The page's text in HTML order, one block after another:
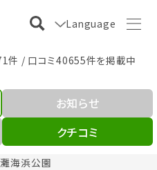
Language
件 / 口コミ40655件を掲載中
海浜公園
お知らせ
クチコミ